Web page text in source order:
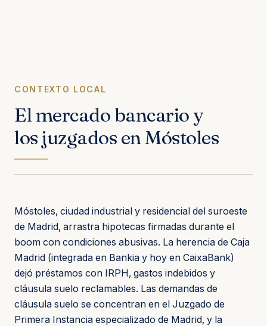
CONTEXTO LOCAL
El mercado bancario y
los juzgados en Móstoles
Móstoles, ciudad industrial y residencial del suroeste
de Madrid, arrastra hipotecas firmadas durante el
boom con condiciones abusivas. La herencia de Caja
Madrid (integrada en Bankia y hoy en CaixaBank)
dejó préstamos con IRPH, gastos indebidos y
cláusula suelo reclamables. Las demandas de
cláusula suelo se concentran en el Juzgado de
Primera Instancia especializado de Madrid, y la